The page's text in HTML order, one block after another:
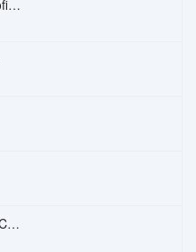
Le-Professionnel (Der Profi) – Chi Mai
Mindenki Táncol – Majka Curtis, Péter Majoros